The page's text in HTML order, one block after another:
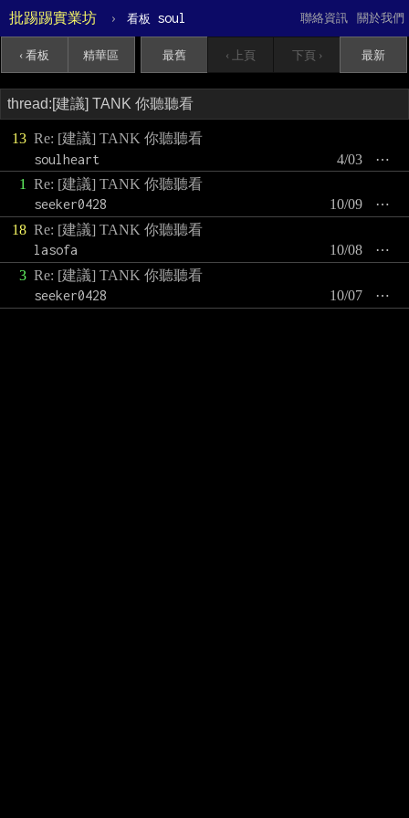
批踢踢實業坊 › 看板 soul 關於我們
聯絡資訊
‹ 看板 精華區 最舊 ‹ 上頁 下頁 › 最新
13 Re: [建議] TANK 你聽聽看
soulheart
⋯
4/03
1
Re: [建議] TANK 你聽聽看
seeker0428
⋯
10/09
18 Re: [建議] TANK 你聽聽看
lasofa
⋯
10/08
3 Re: [建議] TANK 你聽聽看
seeker0428
⋯
10/07